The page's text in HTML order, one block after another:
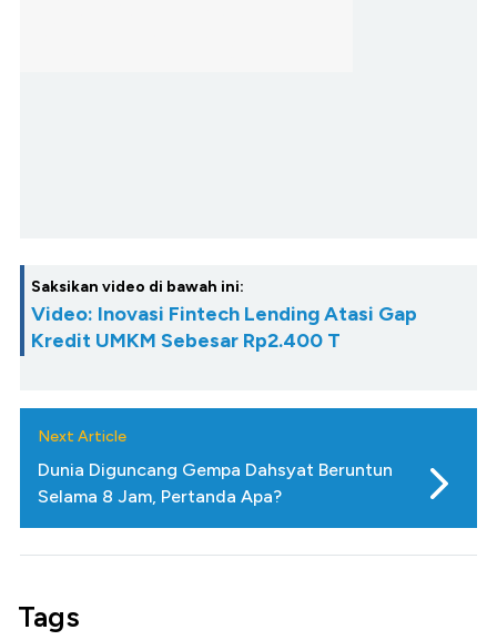
Saksikan video di bawah ini:
Video: Inovasi Fintech Lending Atasi Gap
Kredit UMKM Sebesar Rp2.400 T
Next Article
Dunia Diguncang Gempa Dahsyat Beruntun
Selama 8 Jam, Pertanda Apa?
Tags